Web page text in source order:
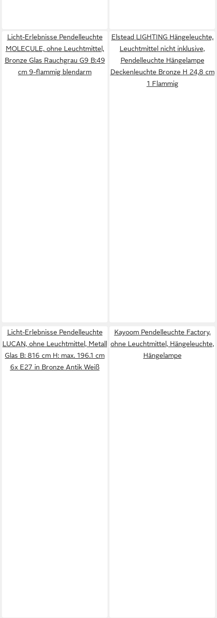
Licht-Erlebnisse Pendelleuchte
MOLECULE, ohne Leuchtmittel,
Bronze Glas Rauchgrau G9 B:49
cm 9-flammig blendarm
Elstead LIGHTING Hängeleuchte,
Leuchtmittel nicht inklusive,
Pendelleuchte Hängelampe
Deckenleuchte Bronze H 24,8 cm
1 Flammig
Licht-Erlebnisse Pendelleuchte
LUCAN, ohne Leuchtmittel, Metall
Glas B: 816 cm H: max. 196.1 cm
6x E27 in Bronze Antik Weiß
Kayoom Pendelleuchte Factory,
ohne Leuchtmittel, Hängeleuchte,
Hängelampe